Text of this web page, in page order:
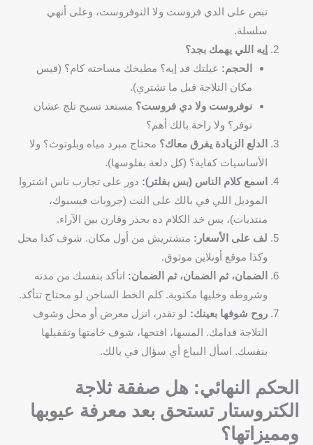
تبص على الدي فروست ولا النوفروست، وعلى أنهي
سلسلة.
إيه اللي يهمك بجد؟
الحجم: عيلتك قد إيه؟ مطبخك مساحته كام؟ (قيس
مكان التلاجة قبل ما تشتري).
نوفروست ولا دي فروست؟ مستعد تسيح تلج عشان
توفر؟ ولا راحة بالك أهم؟
الدلع الزيادة يفرق معاك؟ محتاج مبرد مياه وبلوتوث؟ ولا
الأساسيات كفاية؟ (كل دلعة بفلوسها).
اسمع كلام الناس (بس بفلتر): دور على تجارب ناس اشتروا
الموديل اللي في بالك على النت (جروبات فيسبوك،
منتديات)، بس خد الكلام ده بحذر وقارن بين الآراء.
لف على الأسعار: متشتريش من أول مكان. شوف كذا محل
وكذا موقع أونلاين موثوق.
الضمان، ثم الضمان، ثم الضمان: اتأكد بنفسك من مدته
وشروطه وخليها مكتوبة. كلم الخط الساخن لو محتاج تتأكد.
روح شوفها بعينك: لو تقدر، انزل معرض أو محل وشوف
التلاجة قدامك. المسها، افتحها، شوف خامتها وتقفيلها
بنفسك. اسأل البياع أي سؤال في بالك.
الحكم النهائي: هل صفقة ثلاجة
الكتروستار تستحق بعد معرفة عيوبها
ومميزاتها؟